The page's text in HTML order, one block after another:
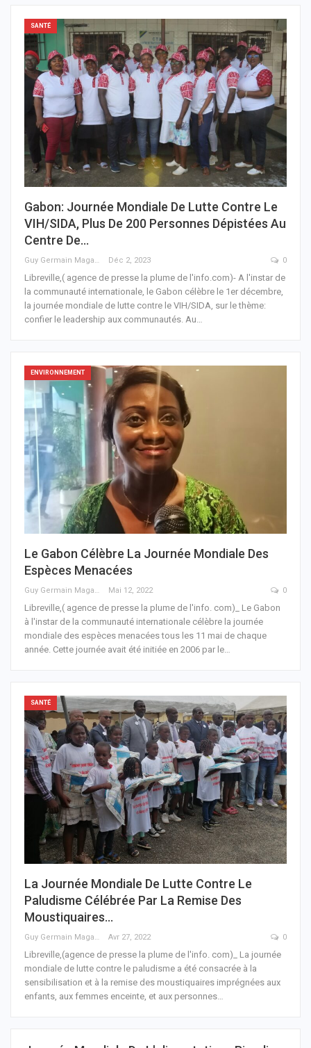
SANTÉ
Gabon: Journée Mondiale De Lutte Contre Le
VIH/SIDA, Plus De 200 Personnes Dépistées Au
Centre De…
Guy Germain Maganga Nziengui Déc 2, 2023 0
Libreville,( agence de presse la plume de l'info.com)- A l'instar de
la communauté internationale, le Gabon célèbre le 1er décembre,
la journée mondiale de lutte contre le VIH/SIDA, sur le thème:
confier le leadership aux communautés. Au
ENVIRONNEMENT
Le Gabon Célèbre La Journée Mondiale Des
Espèces Menacées
Guy Germain Maganga Nziengui Mai 12, 2022 0
Libreville,( agence de presse la plume de l'info. com)_ Le Gabon
à l'instar de la communauté internationale célèbre la journée
mondiale des espèces menacées tous les 11 mai de chaque
année. Cette journée avait été initiée en 2006 par le
SANTÉ
La Journée Mondiale De Lutte Contre Le
Paludisme Célébrée Par La Remise Des
Moustiquaires…
Guy Germain Maganga Nziengui Avr 27, 2022 0
Libreville,(agence de presse la plume de l'info. com)_ La journée
mondiale de lutte contre le paludisme a été consacrée à la
sensibilisation et à la remise des moustiquaires imprégnées aux
enfants, aux femmes enceinte, et aux personnes